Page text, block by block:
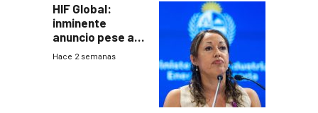
HIF Global:
inminente
anuncio pese a
declaración de
Hace 2 semanas